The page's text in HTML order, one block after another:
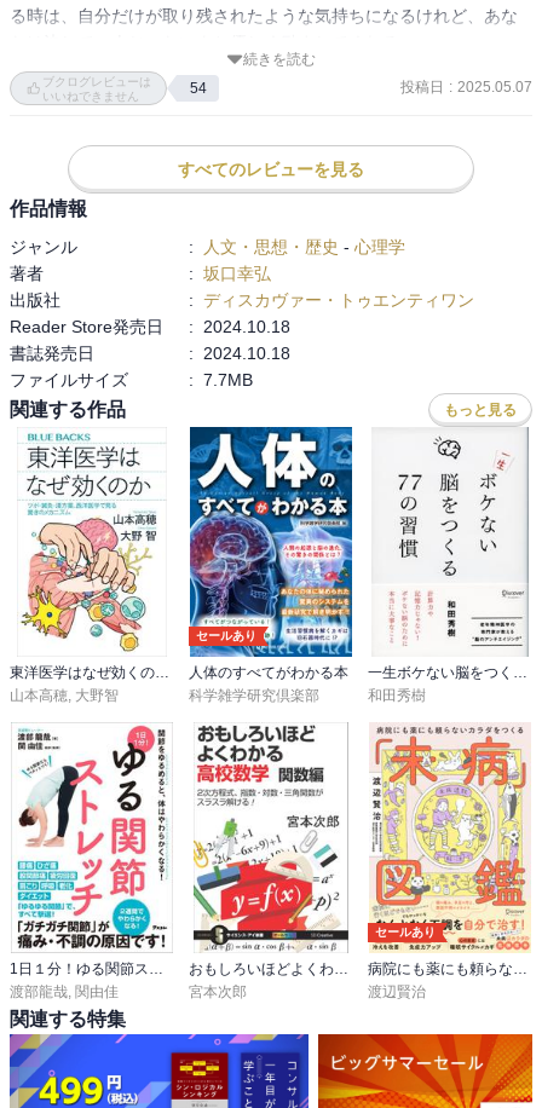
ふと夜にひとりになると、つきることない悲しみと後悔があふれく
「会えないのはわかっている、でも会いたい」とどうしようもなく
思ってしまう。
この本は、もう会えない人を思う夜に、
なんらかの救いや癒し、生きる力になってほしい、と願いながら書
いたものです。
という思いを込めて言葉を紡ぎました。
大切な人を亡くしてこの本を手にとってくださった皆さまにとっ
て、
本書が、悲しみに向き合いながら、
今を生きていくための手がかりの一つになることを願っています。
【目次】
1章 悲しみのうずのなかで
2章 こころをみつめる
3章 まわりをみわたす
4章 明日をむかえる
5章 会えない人とともに
る時は、自分だけが取り残されたような気持ちになるけれど、あな
押し付けがましくない語り口調も心地よかった。
続きを読む
ブクログレビューは
いいねできません
54 投稿日 : 2025.05.07
すべてのレビューを見る
作品情報
ジャンル : 人文・思想・歴史 - 心理学
著者
: 坂口幸弘
出版社
: ディスカヴァー・トゥエンティワン
Reader Store発売日
:
2024.10.18
書誌発売日
:
2024.10.18
ファイルサイズ
: 7.7MB
関連する作品 もっと見る
東洋医学はなぜ効くのか ツボ・鍼灸・漢方薬、西洋医学で見る驚きのメカニズム
山本高穂, 大野智
セールあり
人体のすべてがわかる本
科学雑学研究倶楽部
一生ボケない脳をつくる77の習慣
和田秀樹
渡部龍哉 関由佳
宮本次郎
セールあり
渡辺賢治
関連する特集